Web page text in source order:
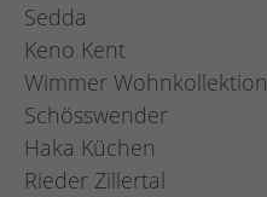
Sedda
Keno Kent
Wimmer Wohnkollektion
Schösswender
Haka Küchen
Rieder Zillertal